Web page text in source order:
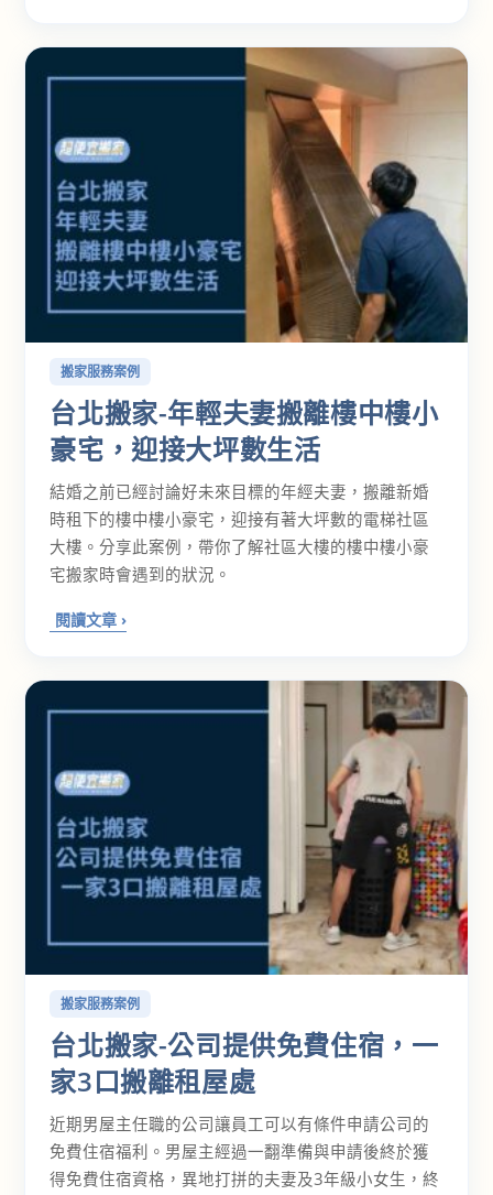
台北搬家-年輕夫妻搬離樓中樓小
豪宅，迎接大坪數生活
搬家服務案例
結婚之前已經討論好未來目標的年經夫妻，搬離新婚
時租下的樓中樓小豪宅，迎接有著大坪數的電梯社區
大樓。分享此案例，帶你了解社區大樓的樓中樓小豪
宅搬家時會遇到的狀況。
台北搬家-公司提供免費住宿，一
家3口搬離租屋處
搬家服務案例
近期男屋主任職的公司讓員工可以有條件申請公司的
免費住宿福利。男屋主經過一翻準備與申請後終於獲
得免費住宿資格，異地打拼的夫妻及3年級小女生，終